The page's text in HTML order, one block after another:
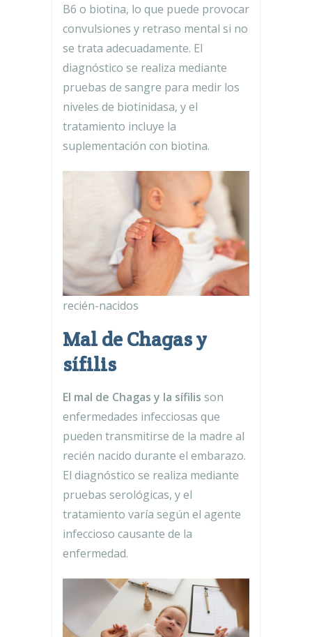
B6 o biotina, lo que puede provocar
convulsiones y retraso mental si no
se trata adecuadamente. El
diagnóstico se realiza mediante
pruebas de sangre para medir los
niveles de biotinidasa, y el
tratamiento incluye la
suplementación con biotina.
recién-nacidos
Mal de Chagas y
sífilis
El mal de Chagas y la sífilis son
enfermedades infecciosas que
pueden transmitirse de la madre al
recién nacido durante el embarazo.
El diagnóstico se realiza mediante
pruebas serológicas, y el
tratamiento varía según el agente
infeccioso causante de la
enfermedad.